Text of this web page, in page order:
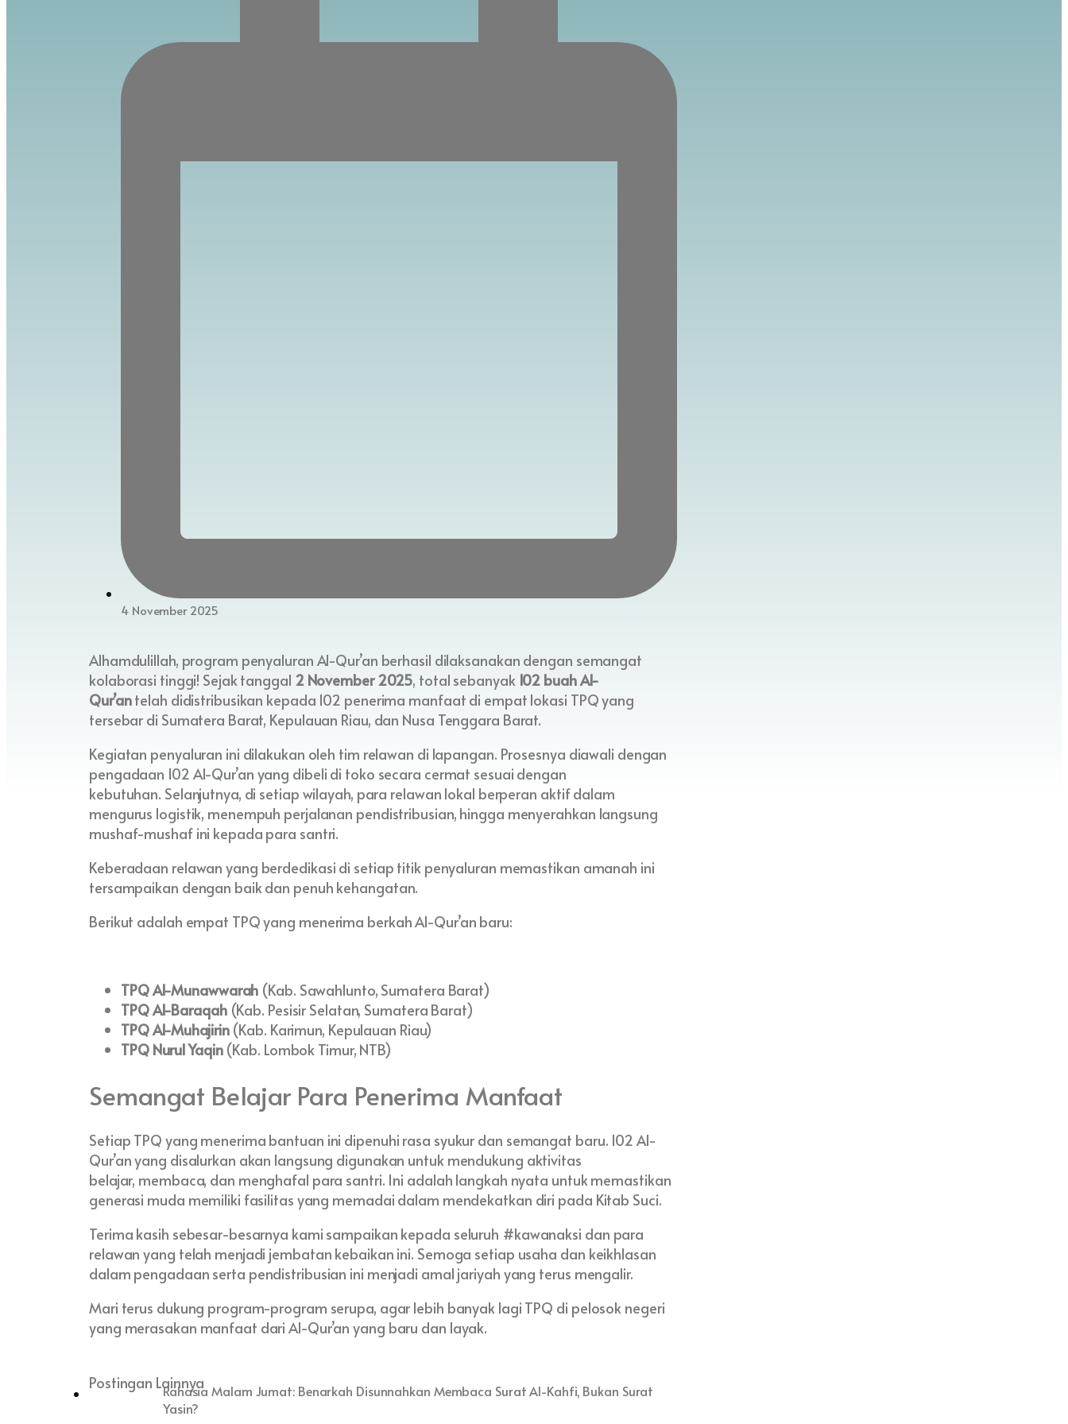
4 November 2025
Alhamdulillah, program penyaluran Al-Qur’an berhasil dilaksanakan dengan semangat
kolaborasi tinggi! Sejak tanggal 2 November 2025, total sebanyak 102 buah Al-
Qur’antelah didistribusikan kepada 102 penerima manfaat di empat lokasi TPQ yang
tersebar di Sumatera Barat, Kepulauan Riau, dan Nusa Tenggara Barat.
Kegiatan penyaluran ini dilakukan oleh tim relawan di lapangan. Prosesnya diawali dengan
pengadaan 102 Al-Qur’an yang dibeli di toko secara cermat sesuai dengan
kebutuhan. Selanjutnya, di setiap wilayah, para relawan lokal berperan aktif dalam
mengurus logistik, menempuh perjalanan pendistribusian, hingga menyerahkan langsung
mushaf-mushaf ini kepada para santri.
Keberadaan relawan yang berdedikasi di setiap titik penyaluran memastikan amanah ini
tersampaikan dengan baik dan penuh kehangatan.
Berikut adalah empat TPQ yang menerima berkah Al-Qur’an baru:
TPQ Al-Munawwarah (Kab. Sawahlunto, Sumatera Barat)
TPQ Al-Baraqah(Kab. Pesisir Selatan, Sumatera Barat)
TPQ Al-Muhajirin(Kab. Karimun, Kepulauan Riau)
TPQ Nurul Yaqin(Kab. Lombok Timur, NTB)
Semangat Belajar Para Penerima Manfaat
Setiap TPQ yang menerima bantuan ini dipenuhi rasa syukur dan semangat baru. 102 Al-
Qur’an yang disalurkan akan langsung digunakan untuk mendukung aktivitas
belajar, membaca, dan menghafal para santri. Ini adalah langkah nyata untuk memastikan
generasi muda memiliki fasilitas yang memadai dalam mendekatkan diri pada Kitab Suci.
Terima kasih sebesar-besarnya kami sampaikan kepada seluruh #kawanaksi dan para
relawan yang telah menjadi jembatan kebaikan ini. Semoga setiap usaha dan keikhlasan
dalam pengadaan serta pendistribusian ini menjadi amal jariyah yang terus mengalir.
Mari terus dukung program-program serupa, agar lebih banyak lagi TPQ di pelosok negeri
yang merasakan manfaat dari Al-Qur’an yang baru dan layak.
Postingan LainnyaRahasia Malam Jumat: Benarkah Disunnahkan Membaca Surat Al-Kahfi, Bukan Surat
Yasin?